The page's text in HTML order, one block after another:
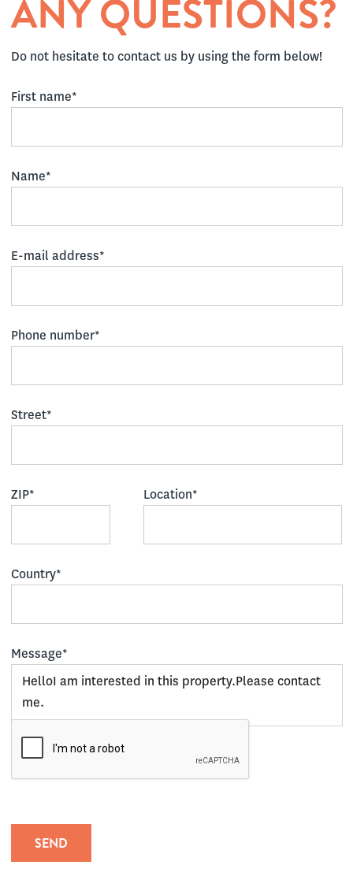
ANY QUESTIONS?
Do not hesitate to contact us by using the form below!
First name*
Name*
E-mail address*
Phone number*
Street*
ZIP* Location*
Country*
Message*